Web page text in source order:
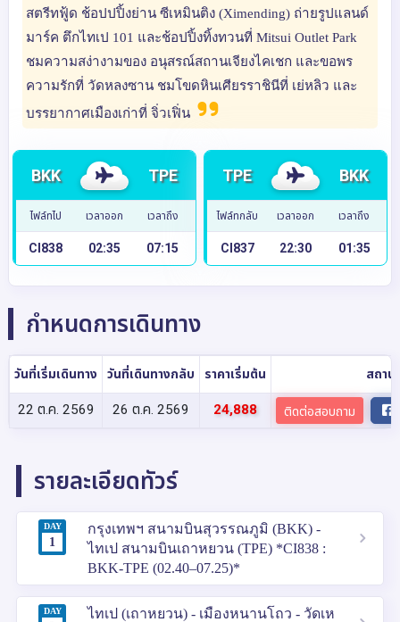
สตรีทฟู้ด ช้อปปปิ้งย่าน ซีเหมินติง (Ximending) ถ่ายรูปแลนด์
มาร์ค ตึกไทเป 101 และช้อปปิ้งทิ้งทวนที่ Mitsui Outlet Park
ชมความสง่างามของ อนุสรณ์สถานเจียงไคเชก และขอพร
ความรักที่ วัดหลงซาน ชมโขดหินเศียรราชินีที่ เย่หลิว และ
บรรยากาศเมืองเก่าที่ จิ่วเฟิ่น
BKK TPE
ไฟล์ทไป เวลาออก เวลาถึง
CI838 02:35 07:15
TPE BKK
ไฟล์ทกลับ เวลาออก เวลาถึง
CI837 22:30 01:35
กำหนดการเดินทาง
วันที่เริ่มเดินทาง วันที่เดินทางกลับ ราคาเริ่มต้น สถานะ
22 ต.ค. 2569 26 ต.ค. 2569 24,888 ติดต่อสอบถาม
รายละเอียดทัวร์
DAY
1
กรุงเทพฯ สนามบินสุวรรณภูมิ (BKK) -
ไทเป สนามบินเถาหยวน (TPE) *CI838 :
BKK-TPE (02.40–07.25)*
DAY
ไทเป (เถาหยวน) - เมืองหนานโถว - วัดเห